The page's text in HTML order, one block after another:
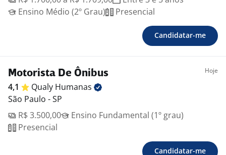
Ensino Médio (2º Grau)
Presencial
Candidatar-me
Motorista De Ônibus Hoje
4,1 Qualy Humanas
São Paulo - SP
R$ 3.500,00
Ensino Fundamental (1º grau)
Presencial
Candidatar-me